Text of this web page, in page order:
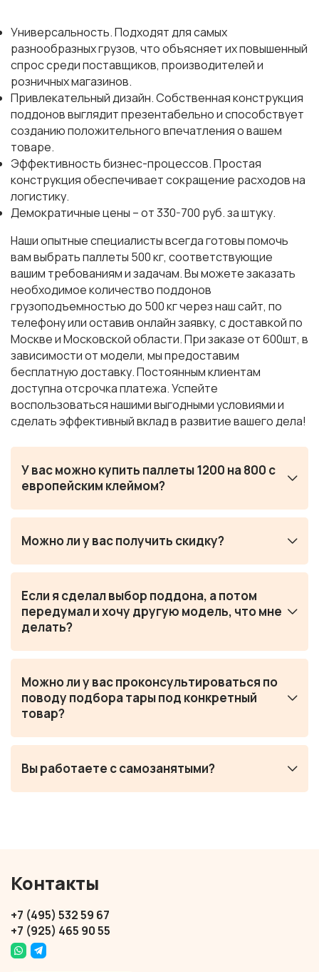
Универсальность. Подходят для самых
разнообразных грузов, что объясняет их повышенный
спрос среди поставщиков, производителей и
розничных магазинов.
Привлекательный дизайн. Собственная конструкция
поддонов выглядит презентабельно и способствует
созданию положительного впечатления о вашем
товаре.
Эффективность бизнес-процессов. Простая
конструкция обеспечивает сокращение расходов на
логистику.
Демократичные цены – от 330-700 руб. за штуку.
Наши опытные специалисты всегда готовы помочь
вам выбрать паллеты 500 кг, соответствующие
вашим требованиям и задачам. Вы можете заказать
необходимое количество поддонов
грузоподъемностью до 500 кг через наш сайт, по
телефону или оставив онлайн заявку, с доставкой по
Москве и Московской области. При заказе от 600шт, в
зависимости от модели, мы предоставим
бесплатную доставку. Постоянным клиентам
доступна отсрочка платежа. Успейте
воспользоваться нашими выгодными условиями и
сделать эффективный вклад в развитие вашего дела!
У вас можно купить паллеты 1200 на 800 с
европейским клеймом?
Можно ли у вас получить скидку?
Если я сделал выбор поддона, а потом
передумал и хочу другую модель, что мне
делать?
Можно ли у вас проконсультироваться по
поводу подбора тары под конкретный
товар?
Вы работаете с самозанятыми?
Контакты
+7 (495) 532 59 67
+7 (925) 465 90 55